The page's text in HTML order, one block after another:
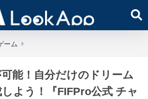
ーム
能！自分だけのドリーム
よう！『FIFPro公式 チャ